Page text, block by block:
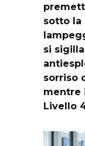
sotto la
si
sorriso
mentre
Livello